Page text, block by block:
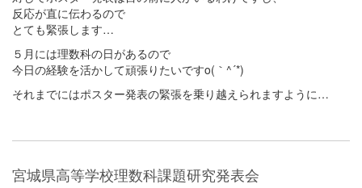
反応が直に伝わるので
とても緊張します…
５月には理数科の日があるので
今日の経験を活かして頑張りたいですo(｀^´*)
それまでにはポスター発表の緊張を乗り越えられますように…
宮城県高等学校理数科課題研究発表会